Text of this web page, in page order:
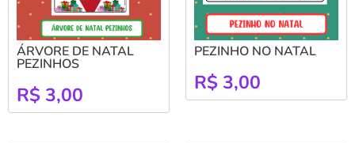
ÁRVORE DE NATAL
PEZINHOS
R$ 3,00
PEZINHO NO NATAL
R$ 3,00